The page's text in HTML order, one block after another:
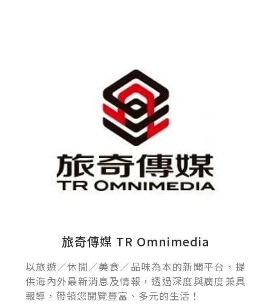
旅奇傳媒 TR Omnimedia
以旅遊／休閒／美食／品味為本的新聞平台，提
供海內外最新消息及情報，透過深度與廣度兼具
報導，帶領您閱覽豐富、多元的生活！